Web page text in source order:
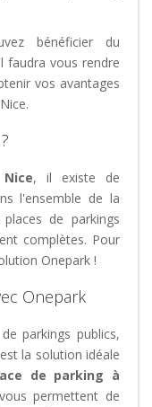
bénéficier du
faudra vous rendre
vos avantages
Nice, il existe de
l'ensemble de la
de parkings
complètes. Pour
Onepark !
Onepark
de parkings publics,
la solution idéale
de parking à
permettent de